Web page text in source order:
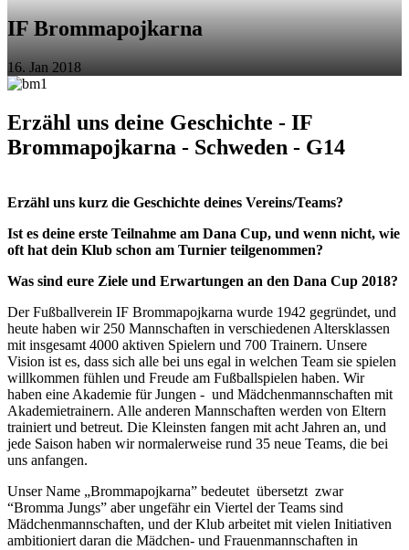
IF Brommapojkarna
16. Jan 2018
Erzähl uns deine Geschichte - IF
Brommapojkarna - Schweden - G14
Erzähl uns kurz die Geschichte deines Vereins/Teams?
Ist es deine erste Teilnahme am Dana Cup, und wenn nicht, wie
oft hat dein Klub schon am Turnier teilgenommen?
Was sind eure Ziele und Erwartungen an den Dana Cup 2018?
Der Fußballverein IF Brommapojkarna wurde 1942 gegründet, und
heute haben wir 250 Mannschaften in verschiedenen Altersklassen
mit insgesamt 4000 aktiven Spielern und 700 Trainern. Unsere
Vision ist es, dass sich alle bei uns egal in welchen Team sie spielen
willkommen fühlen und Freude am Fußballspielen haben. Wir
haben eine Akademie für Jungen - und Mädchenmannschaften mit
Akademietrainern. Alle anderen Mannschaften werden von Eltern
trainiert und betreut. Die Kleinsten fangen mit acht Jahren an, und
jede Saison haben wir normalerweise rund 35 neue Teams, die bei
uns anfangen.
Unser Name „Brommapojkarna” bedeutet übersetzt zwar
“Bromma Jungs” aber ungefähr ein Viertel der Teams sind
Mädchenmannschaften, und der Klub arbeitet mit vielen Initiativen
ambitioniert daran die Mädchen- und Frauenmannschaften in